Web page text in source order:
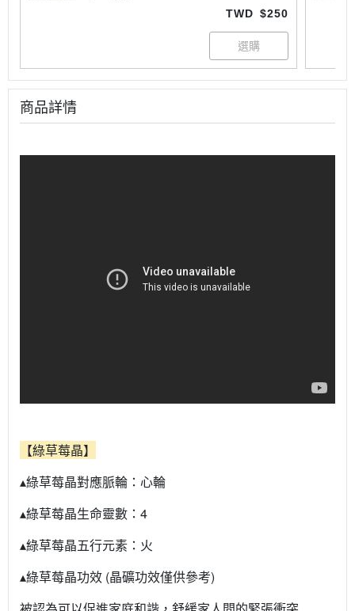
TWD $250
商品詳情
【綠草莓晶】
▴綠草莓晶對應脈輪：心輪
▴綠草莓晶生命靈數：4
▴綠草莓晶五行元素：火
▴綠草莓晶功效 (晶礦功效僅供參考)